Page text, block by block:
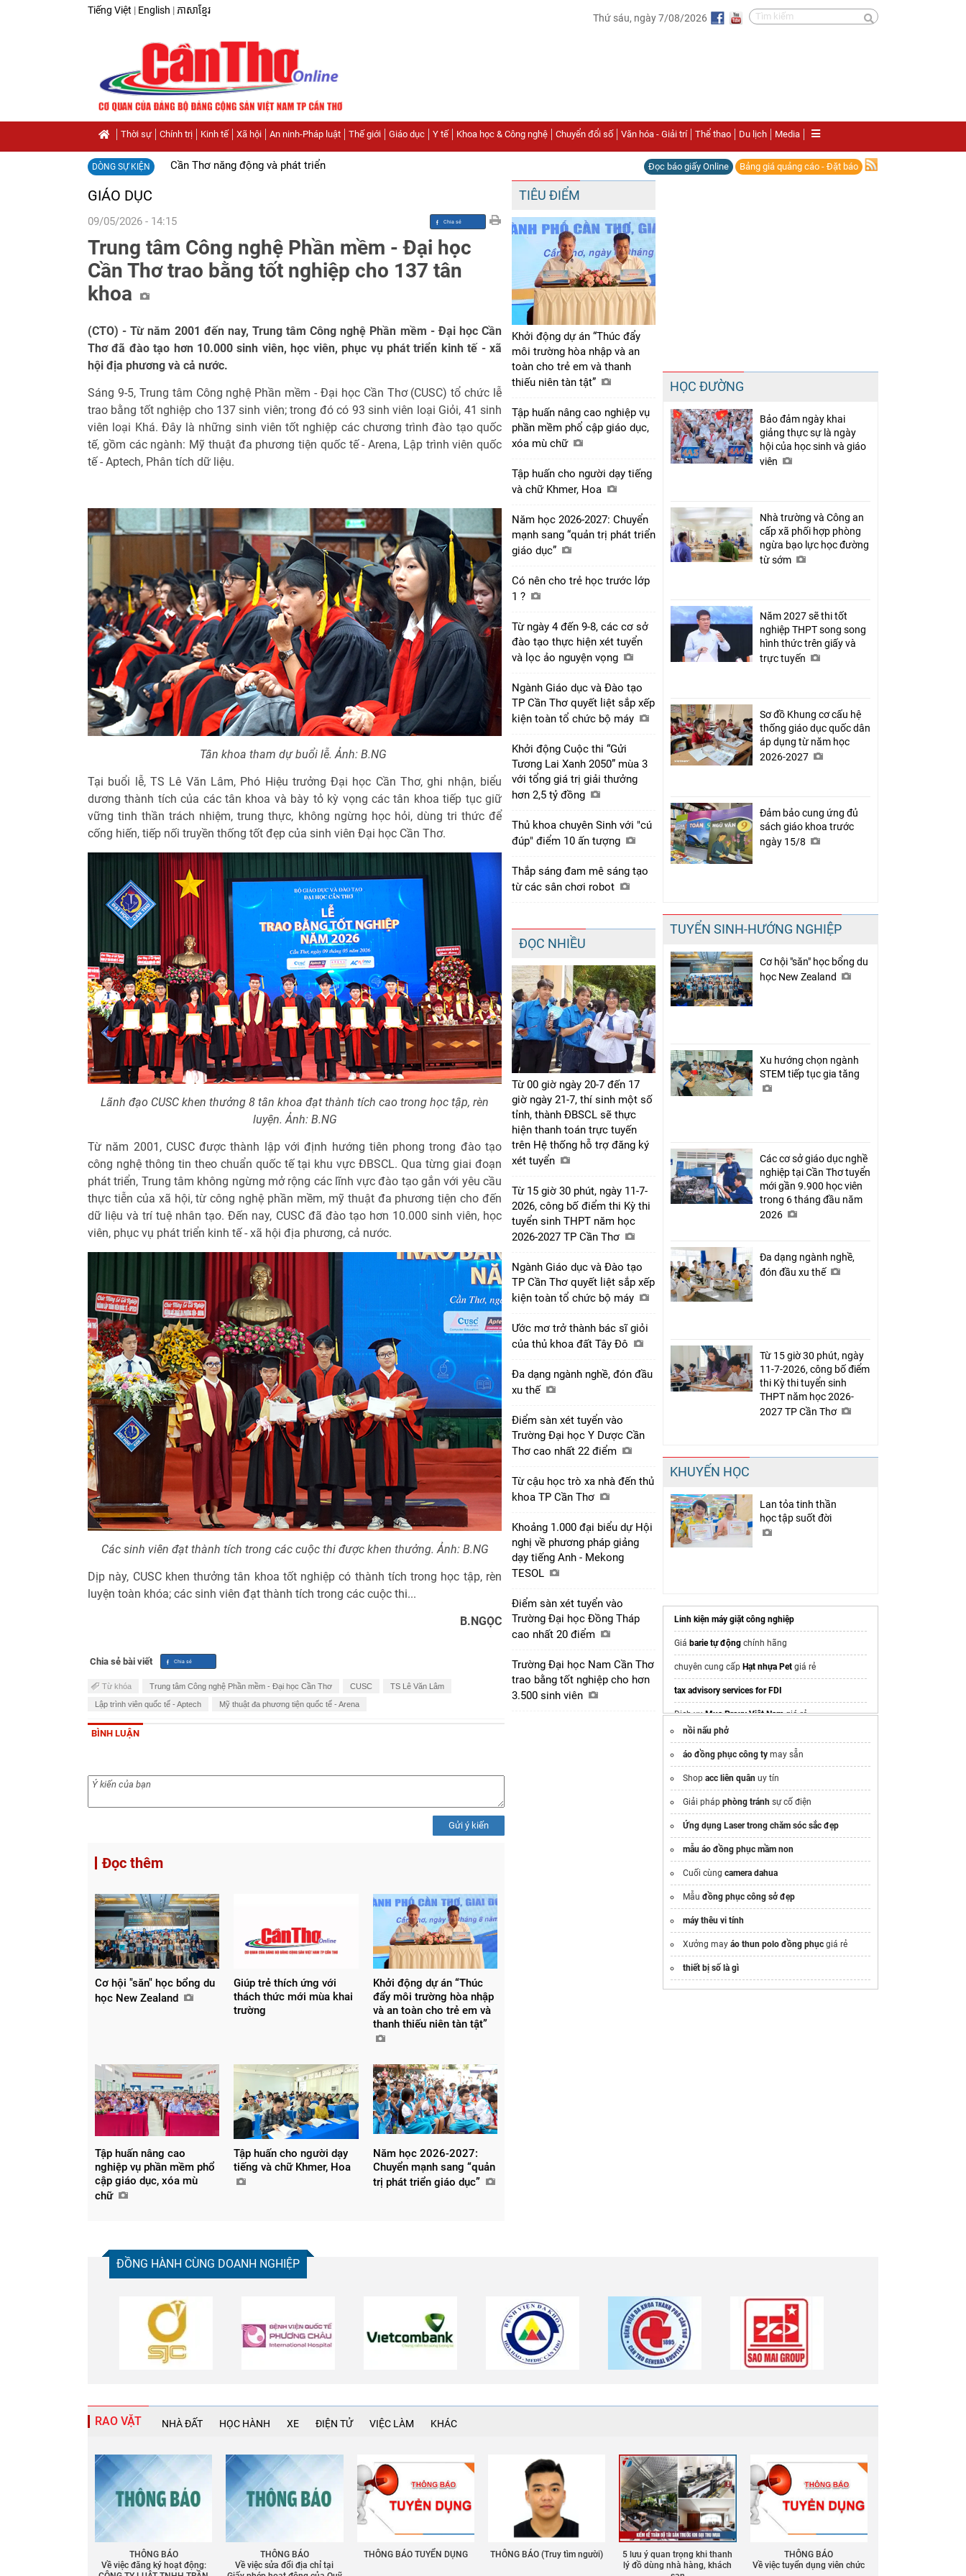
Tiếng Việt | English | ភាសាខ្មែរ
Thứ sáu, ngày 7/08/2026
Thời sự Chính trị Kinh tế Xã hội An ninh-Pháp luật Thế giới Giáo dục Y tế Khoa học & Công nghệ Chuyển đổi số Văn hóa - Giải trí Thể thao Du lịch Media
DÒNG SỰ KIỆN Cần Thơ năng động và phát triển Đọc báo giấy Online Bảng giá quảng cáo - Đặt báo
GIÁO DỤC
09/05/2026 - 14:15
Chia sẻ
Facebook
Trung tâm Công nghệ Phần mềm - Đại học
Cần Thơ trao bằng tốt nghiệp cho 137 tân
khoa
(CTO) - Từ năm 2001 đến nay, Trung tâm Công nghệ Phần mềm - Đại học Cần
Thơ đã đào tạo hơn 10.000 sinh viên, học viên, phục vụ phát triển kinh tế - xã
hội địa phương và cả nước.
Sáng 9-5, Trung tâm Công nghệ Phần mềm - Đại học Cần Thơ (CUSC) tổ chức lễ
trao bằng tốt nghiệp cho 137 sinh viên; trong đó có 93 sinh viên loại Giỏi, 41 sinh
viên loại Khá. Đây là những sinh viên tốt nghiệp các chương trình đào tạo quốc
tế, gồm các ngành: Mỹ thuật đa phương tiện quốc tế - Arena, Lập trình viên quốc
tế - Aptech, Phân tích dữ liệu.
Tân khoa tham dự buổi lễ. Ảnh: B.NG
Tại buổi lễ, TS Lê Văn Lâm, Phó Hiệu trưởng Đại học Cần Thơ, ghi nhận, biểu
dương thành tích của các tân khoa và bày tỏ kỳ vọng các tân khoa tiếp tục giữ
vững tinh thần trách nhiệm, trung thực, không ngừng học hỏi, dùng tri thức để
cống hiến, tiếp nối truyền thống tốt đẹp của sinh viên Đại học Cần Thơ.
Lãnh đạo CUSC khen thưởng 8 tân khoa đạt thành tích cao trong học tập, rèn
luyện. Ảnh: B.NG
Từ năm 2001, CUSC được thành lập với định hướng tiên phong trong đào tạo
công nghệ thông tin theo chuẩn quốc tế tại khu vực ĐBSCL. Qua từng giai đoạn
phát triển, Trung tâm không ngừng mở rộng các lĩnh vực đào tạo gắn với yêu cầu
thực tiễn của xã hội, từ công nghệ phần mềm, mỹ thuật đa phương tiện cho đến
dữ liệu và trí tuệ nhân tạo. Đến nay, CUSC đã đào tạo hơn 10.000 sinh viên, học
viên, phục vụ phát triển kinh tế - xã hội địa phương, cả nước.
Các sinh viên đạt thành tích trong các cuộc thi được khen thưởng. Ảnh: B.NG
Dịp này, CUSC khen thưởng tân khoa tốt nghiệp có thành tích trong học tập, rèn
luyện toàn khóa; các sinh viên đạt thành tích trong các cuộc thi...
B.NGỌC
Chia sẻ bài viết
Từ khóa Trung tâm Công nghệ Phần mềm - Đại học Cần Thơ CUSC TS Lê Văn Lâm
Lập trình viên quốc tế - Aptech Mỹ thuật đa phương tiện quốc tế - Arena
BÌNH LUẬN
Gửi ý kiến
Đọc thêm
Cơ hội "săn" học bổng du
học New Zealand
Giúp trẻ thích ứng với
thách thức mới mùa khai
trường
Khởi động dự án “Thúc
đẩy môi trường hòa nhập
và an toàn cho trẻ em và
thanh thiếu niên tàn tật”
Tập huấn nâng cao
nghiệp vụ phần mềm phổ
cập giáo dục, xóa mù
chữ
Tập huấn cho người dạy
tiếng và chữ Khmer, Hoa
Năm học 2026-2027:
Chuyển mạnh sang “quản
trị phát triển giáo dục”
TIÊU ĐIỂM
Khởi động dự án “Thúc đẩy
môi trường hòa nhập và an
toàn cho trẻ em và thanh
thiếu niên tàn tật”
Tập huấn nâng cao nghiệp vụ
phần mềm phổ cập giáo dục,
xóa mù chữ
Tập huấn cho người dạy tiếng
và chữ Khmer, Hoa
Năm học 2026-2027: Chuyển
mạnh sang “quản trị phát triển
giáo dục”
Có nên cho trẻ học trước lớp
1 ?
Từ ngày 4 đến 9-8, các cơ sở
đào tạo thực hiện xét tuyển
và lọc ảo nguyện vọng
Ngành Giáo dục và Đào tạo
TP Cần Thơ quyết liệt sắp xếp
kiện toàn tổ chức bộ máy
Khởi động Cuộc thi “Gửi
Tương Lai Xanh 2050” mùa 3
với tổng giá trị giải thưởng
hơn 2,5 tỷ đồng
Thủ khoa chuyên Sinh với "cú
đúp" điểm 10 ấn tượng
Thắp sáng đam mê sáng tạo
từ các sân chơi robot
ĐỌC NHIỀU
Từ 00 giờ ngày 20-7 đến 17
giờ ngày 21-7, thí sinh một số
tỉnh, thành ĐBSCL sẽ thực
hiện thanh toán trực tuyến
trên Hệ thống hỗ trợ đăng ký
xét tuyển
Từ 15 giờ 30 phút, ngày 11-7-
2026, công bố điểm thi Kỳ thi
tuyển sinh THPT năm học
2026-2027 TP Cần Thơ
Ngành Giáo dục và Đào tạo
TP Cần Thơ quyết liệt sắp xếp
kiện toàn tổ chức bộ máy
Ước mơ trở thành bác sĩ giỏi
của thủ khoa đất Tây Đô
Đa dạng ngành nghề, đón đầu
xu thế
Điểm sàn xét tuyển vào
Trường Đại học Y Dược Cần
Thơ cao nhất 22 điểm
Từ cậu học trò xa nhà đến thủ
khoa TP Cần Thơ
Khoảng 1.000 đại biểu dự Hội
nghị về phương pháp giảng
dạy tiếng Anh - Mekong
TESOL
Điểm sàn xét tuyển vào
Trường Đại học Đồng Tháp
cao nhất 20 điểm
Trường Đại học Nam Cần Thơ
trao bằng tốt nghiệp cho hơn
3.500 sinh viên
HỌC ĐƯỜNG
Bảo đảm ngày khai
giảng thực sự là ngày
hội của học sinh và giáo
viên
Nhà trường và Công an
cấp xã phối hợp phòng
ngừa bạo lực học đường
từ sớm
Năm 2027 sẽ thi tốt
nghiệp THPT song song
hình thức trên giấy và
trực tuyến
Sơ đồ Khung cơ cấu hệ
thống giáo dục quốc dân
áp dụng từ năm học
2026-2027
Đảm bảo cung ứng đủ
sách giáo khoa trước
ngày 15/8
TUYỂN SINH-HƯỚNG NGHIỆP
Cơ hội "săn" học bổng du
học New Zealand
Xu hướng chọn ngành
STEM tiếp tục gia tăng
Các cơ sở giáo dục nghề
nghiệp tại Cần Thơ tuyển
mới gần 9.900 học viên
trong 6 tháng đầu năm
2026
Đa dạng ngành nghề,
đón đầu xu thế
Từ 15 giờ 30 phút, ngày
11-7-2026, công bố điểm
thi Kỳ thi tuyển sinh
THPT năm học 2026-
2027 TP Cần Thơ
KHUYẾN HỌC
Lan tỏa tinh thần
học tập suốt đời
Linh kiện máy giặt công nghiệp
Giá barie tự động chính hãng
chuyên cung cấp Hạt nhựa Pet giá rẻ
tax advisory services for FDI
Dịch vụMua Proxy Việt Namgiá rẻ
kệ double deep
Phần mềm logistics
In phiếu xuất kho
Da nang downtown
Máy quét 3D
cửa trượt tự động
đại học đào tạo ngành công nghệ thông tin
nhà cung cấp
nồi nấu phở
áo đồng phục công ty may sẵn
Shop acc liên quân uy tín
Giải pháp phòng tránh sự cố điện
Ứng dụng Laser trong chăm sóc sắc đẹp
mẫu áo đồng phục mầm non
Cuối cùng camera dahua
Mẫu đồng phục công sở đẹp
máy thêu vi tính
Xưởng may áo thun polo đồng phục giá rẻ
thiết bị số là gì
ĐỒNG HÀNH CÙNG DOANH NGHIỆP
RAO VẶT NHÀ ĐẤT HỌC HÀNH XE ĐIỆN TỬ VIỆC LÀM KHÁC
THÔNG BÁO
Về việc đăng ký hoạt động:
THÔNG BÁO
Về việc sửa đổi địa chỉ tại
THÔNG BÁO TUYỂN DỤNG THÔNG BÁO (Truy tìm người)
5 lưu ý quan trọng khi thanh
lý đồ dùng nhà hàng, khách
THÔNG BÁO
Về việc tuyển dụng viên chức